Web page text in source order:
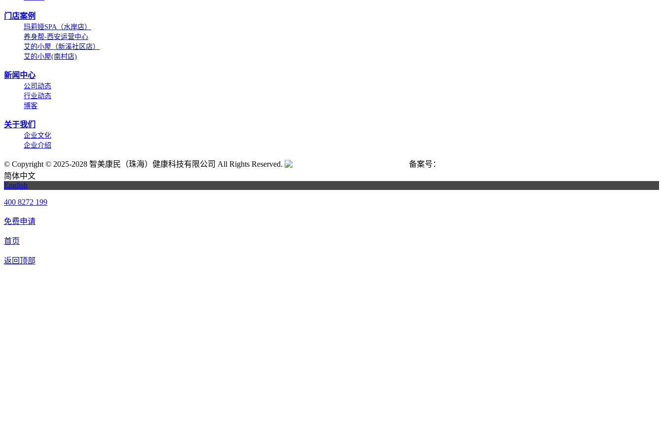
门店案例
玛莉娅SPA（水岸店）
养身帮-西安运营中心
艾的小屋（新溪社区店）
艾的小屋(南村店)
新闻中心
公司动态
行业动态
博客
关于我们
企业文化
企业介绍
© Copyright © 2025-2028 智美康民（珠海）健康科技有限公司 All Rights Reserved. 备案号：
简体中文
English
400 8272 199
免费申请
首页
返回顶部